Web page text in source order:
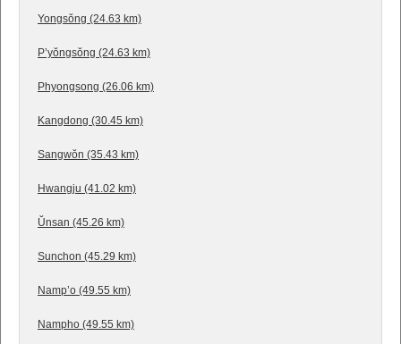
Yongsŏng (24.63 km)
P’yŏngsŏng (24.63 km)
Phyongsong (26.06 km)
Kangdong (30.45 km)
Sangwŏn (35.43 km)
Hwangju (41.02 km)
Ŭnsan (45.26 km)
Sunchon (45.29 km)
Namp’o (49.55 km)
Nampho (49.55 km)